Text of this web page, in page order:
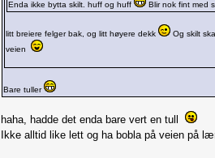
Enda ikke bytta skilt. huff og huff
Blir nok fint med
litt breiere felger bak, og litt høyere dekk
Og skilt
veien
Bare tuller
haha, hadde det enda bare vert en tull
Ikke alltid like lett og ha bobla på veien på